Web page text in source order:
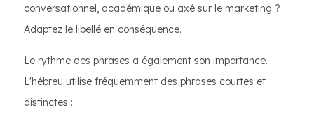
conversationnel, académique ou axé sur le marketing ?
Adaptez le libellé en conséquence.
Le rythme des phrases a également son importance.
L'hébreu utilise fréquemment des phrases courtes et
distinctes :